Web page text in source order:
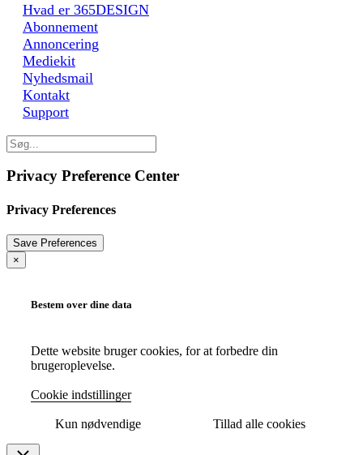
Hvad er 365DESIGN
Abonnement
Annoncering
Mediekit
Nyhedsmail
Kontakt
Support
Privacy Preference Center
Privacy Preferences
×
Bestem over dine data
Dette website bruger cookies, for at forbedre din
brugeroplevelse.
Cookie indstillinger
Kun nødvendige Tillad alle cookies